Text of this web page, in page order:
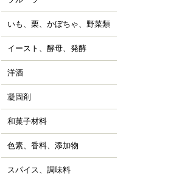
いも、栗、かぼちゃ、野菜類
イースト、酵母、発酵
洋酒
凝固剤
和菓子材料
色素、香料、添加物
スパイス、調味料